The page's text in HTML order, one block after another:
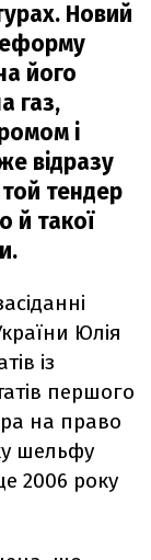
Новий
його
газ,
і
відразу
тендер
й такої
Юлія
із
першого
на право
шельфу
2006 року